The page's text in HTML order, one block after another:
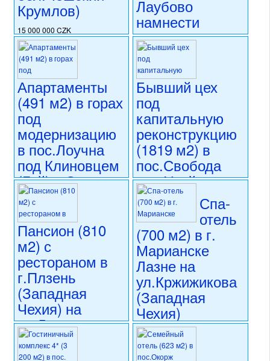
капитальная реконструкция
номер объекта:20525
Крумлов)
15 000 000 CZK
регион:Южная Чехия
раздел: объекты для
коммерческого использования
состояние: новостройка
номер объекта:20624
Лаубово
намнести
16 990 000 CZK
регион:Теплице
раздел: объекты для
коммерческого использования
состояние: после
реконструкции
номер объекта:
Апартаменты
(491 м2) в горах
под
модернизацию
в пос.Лоучна
под Клиновцем
(Гай) в Северо-
Западной Чехии
19 900 000 CZK
регион:Западная Чехия
раздел: объекты для
коммерческого использования
состояние: требуется
капитальная реконструкция
номер объекта:20654
Бывший цех
под
капитальную
реконструкцию
(1819 м2) в
пос.Свобода
над Упой на
ул.Горска
(Северо-
Восточная
Чехия)
26 250 000 CZK
регион:Северо-Восточная
Чехия
раздел: объекты для
коммерческого использования
состояние: требуется
капитальная реконструкция
номер объекта:20514
Пансион (810
м2) с
рестораном в
г.Плзень
(Западная
Чехия) на
ул.Линдауерова
28 400 000 CZK
регион:Западная Чехия
Спа-
отель
(700 м2) в г.
Марианске
Лазне на
ул.Кржижикова
(Западная
Чехия)
35 000 000 CZK
регион:Западная Чехия
раздел: объекты для